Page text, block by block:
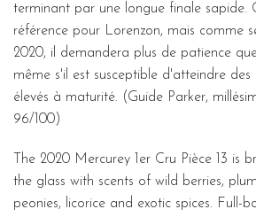
terminant par une longue finale sapide.
référence pour Lorenzon, mais comme
2020, il demandera plus de patience
même s'il est susceptible d'atteindre des
élevés à maturité. (Guide Parker,
96/100)
The 2020 Mercurey 1er Cru Pièce 13 is
the glass with scents of wild berries,
peonies, licorice and exotic spices. Full-